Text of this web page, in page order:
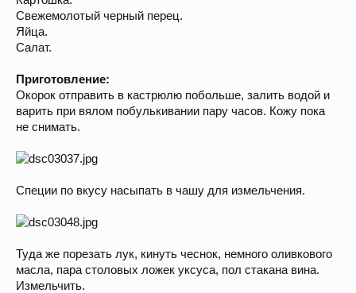
Свежемолотый черный перец.
Яйца.
Салат.
Приготовление:
Окорок отправить в кастрюлю побольше, залить водой и
варить при вялом побулькивании пару часов. Кожу пока
не снимать.
Специи по вкусу насыпать в чашу для измельчения.
Туда же порезать лук, кинуть чеснок, немного оливкового
масла, пара столовых ложек уксуса, пол стакана вина.
Измельчить.